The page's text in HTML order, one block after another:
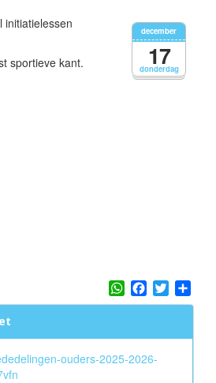
donderdag
december
17
initiatielessen
sportieve kant.
WhatsApp
Facebook
TwitterShare
ouders-2025-2026-